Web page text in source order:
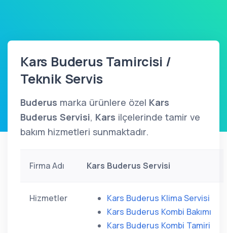
Kars Buderus Tamircisi /
Teknik Servis
Buderus marka ürünlere özel Kars
Buderus Servisi, Kars ilçelerinde tamir ve
bakım hizmetleri sunmaktadır.
Firma Adı Kars Buderus Servisi
Hizmetler
Kars Buderus Klima Servisi
Kars Buderus Kombi Bakımı
Kars Buderus Kombi Tamiri